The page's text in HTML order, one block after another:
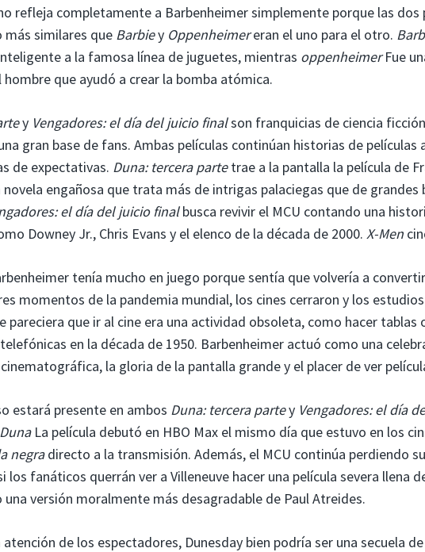
refleja completamente a Barbenheimer simplemente porque las dos
más similares que Barbiey Oppenheimereran el uno para el otro.
a la famosa línea de juguetes, mientras oppenheimerFue
que ayudó a crear la bomba atómica.
y Vengadores: el día del juicio finalson franquicias de ciencia
gran base de fans. Ambas películas continúan historias de películas
de expectativas. Duna: tercera partetrae a la pantalla la película de
novela engañosa que trata más de intrigas palaciegas que de grandes
el día del juicio finalbusca revivir el MCU contando una
Downey Jr., Chris Evans y el elenco de la década de 2000. X-Men
tenía mucho en juego porque sentía que volvería a
momentos de la pandemia mundial, los cines cerraron y los
pareciera que ir al cine era una actividad obsoleta, como hacer tablas
en la década de 1950. Barbenheimer actuó como una
la gloria de la pantalla grande y el placer de ver
estará presente en ambos Duna: tercera partey Vengadores: el día
DunaLa película debutó en HBO Max el mismo día que estuvo en los
negradirecto a la transmisión. Además, el MCU continúa perdiendo
los fanáticos querrán ver a Villeneuve hacer una película severa llena
versión moralmente más desagradable de Paul Atreides.
de los espectadores, Dunesday bien podría ser una secuela